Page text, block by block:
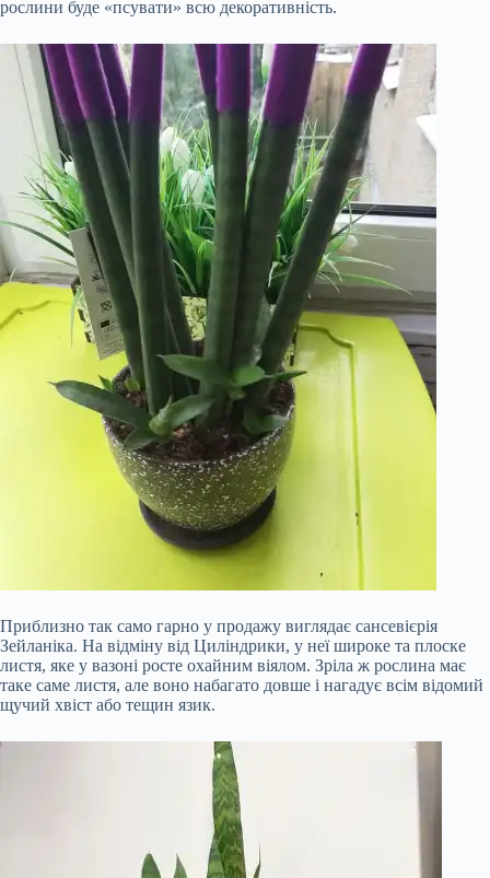
рослини буде «псувати» всю декоративність.
Приблизно так само гарно у продажу виглядає сансевієрія
Зейланіка. На відміну від Циліндрики, у неї широке та плоске
листя, яке у вазоні росте охайним віялом. Зріла ж рослина має
таке саме листя, але воно набагато довше і нагадує всім відомий
щучий хвіст або тещин язик.